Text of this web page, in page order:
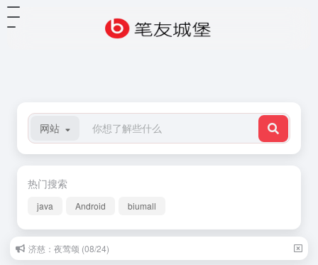
网站
热门搜索
java Android biumall
济慈：夜莺颂 (08/24)